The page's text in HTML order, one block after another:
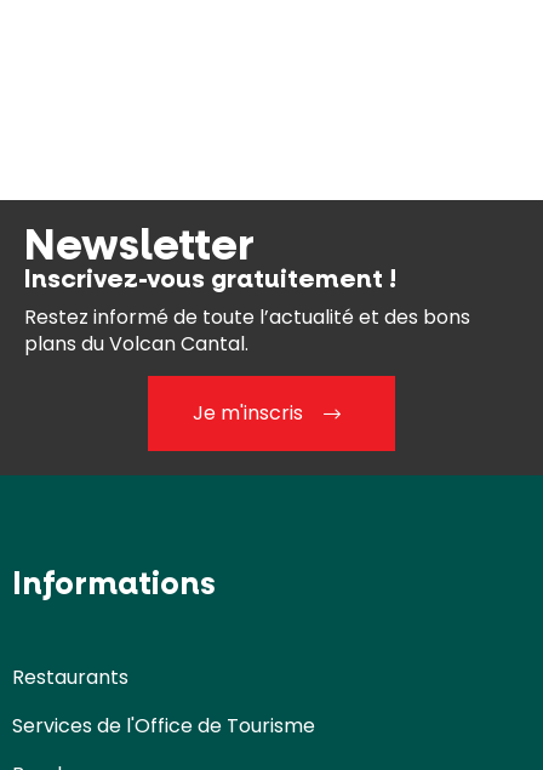
Newsletter
Inscrivez-vous gratuitement !
Restez informé de toute l’actualité et des bons
plans du Volcan Cantal.
Je m'inscris
Informations
Restaurants
Services de l'Office de Tourisme